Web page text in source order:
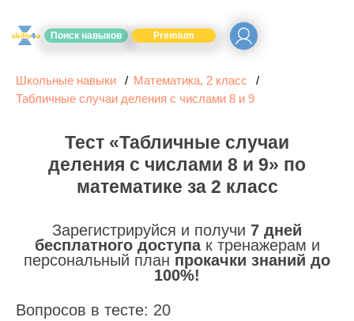
Поиск навыков Premium
Школьные навыки
Математика, 2 класс
Табличные случаи деления с числами 8 и 9
Тест «Табличные случаи
деления с числами 8 и 9» по
математике за 2 класс
Зарегистрируйся и получи 7 дней
бесплатного доступак тренажерам и
персональный план прокачки знаний до
100%!
Вопросов в тесте: 20